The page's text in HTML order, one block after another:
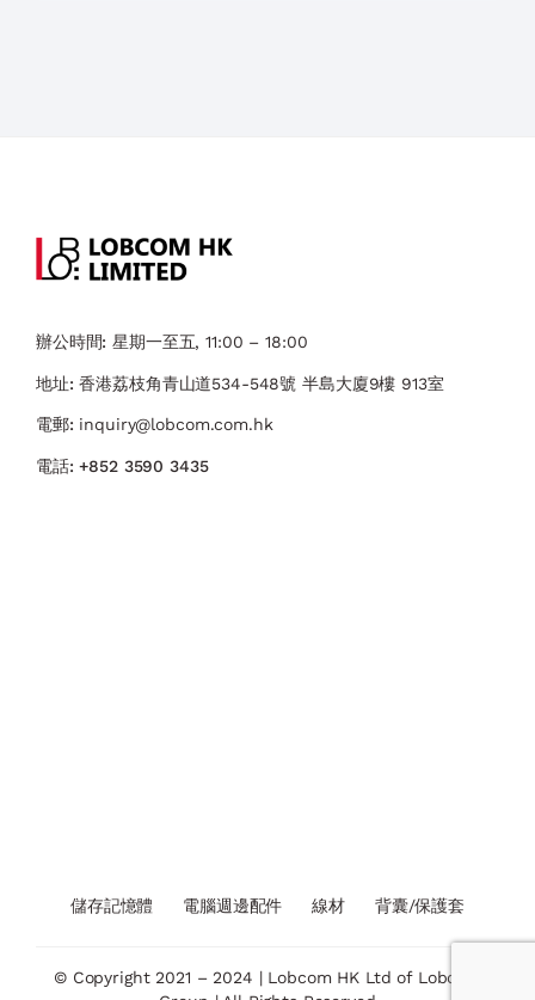
辦公時間: 星期一至五, 11:00 – 18:00
地址: 香港荔枝角青山道534-548號 ​半島大廈9樓 913室
電郵: inquiry@lobcom.com.hk
電話:+852 3590 3435
儲存記憶體 電腦週邊配件 線材 背囊/保護套
© Copyright 2021 – 2024 | Lobcom HK Ltd of Lobcom